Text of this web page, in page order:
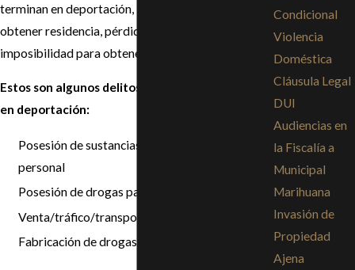
terminan en deportación, inhabilitación para
obtener residencia, pérdida de asilo e
imposibilidad para obtener la ciudadanía.
Estos son algunos delitos que pueden terminar
en deportación:
Posesión de sustancias controladas para uso
personal
Posesión de drogas para su venta
Venta/tráfico/transporte de drogas
Fabricación de drogas.
Condicional
Violencia
Doméstica
Cláusula Legal
DUI
Audiencias en
la Fiscalía a
Municipal
Marihuana
Invasión de
Propiedad
Ajena